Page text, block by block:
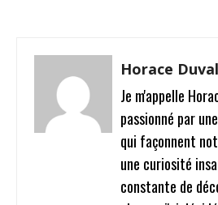
Horace Duval
Je m'appelle
passionné par
qui façonnent
une curiosité
constante de